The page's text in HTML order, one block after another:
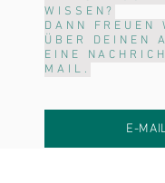
WISSEN?
DANN FREUEN
ÜBER DEINEN
EINE
MAIL.
E-